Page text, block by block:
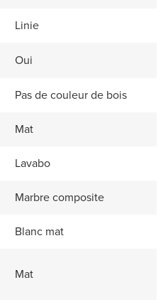
Linie
Oui
Pas de couleur de bois
Mat
Lavabo
Marbre composite
Blanc mat
Mat